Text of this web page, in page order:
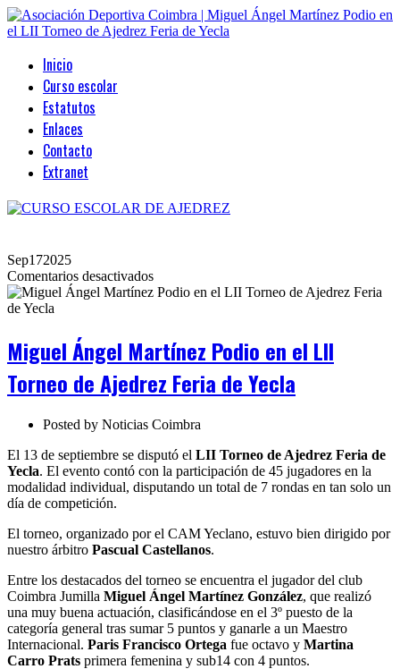
Inicio
Curso escolar
Estatutos
Enlaces
Contacto
Extranet
Sep172025
Comentarios desactivadosen
Miguel
Podio
en
LII
de
Feria
de
Yecla
Miguel Ángel Martínez Podio en el LII
Torneo de Ajedrez Feria de Yecla
Posted by Noticias Coimbra
El 13 de septiembre se disputó el LII Torneo de Ajedrez Feria de
Yecla. El evento contó con la participación de 45 jugadores en la
modalidad individual, disputando un total de 7 rondas en tan solo un
día de competición.
El torneo, organizado por el CAM Yeclano, estuvo bien dirigido por
nuestro árbitro Pascual Castellanos.
Entre los destacados del torneo se encuentra el jugador del club
Coimbra Jumilla Miguel Ángel Martínez González, que realizó
una muy buena actuación, clasificándose en el 3º puesto de la
categoría general tras sumar 5 puntos y ganarle a un Maestro
Internacional. Paris Francisco Ortega fue octavo y Martina
Carro Prats primera femenina y sub14 con 4 puntos.